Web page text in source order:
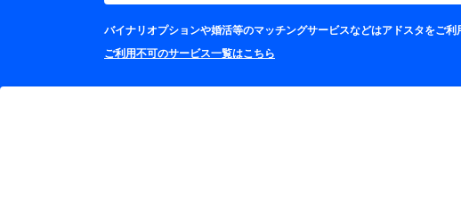
バイナリオプションや婚活等のマッチングサービスなどはアドスタをご利
ご利用不可のサービス一覧はこちら